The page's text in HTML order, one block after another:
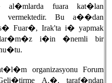
al�mlarda fuara kat�lan
vermektedir. Bu a��dan
Fuar�, Irak'ta i� yapmak
i�in �nemli bir
organizasyonu Forum
A.�. taraf�ndan